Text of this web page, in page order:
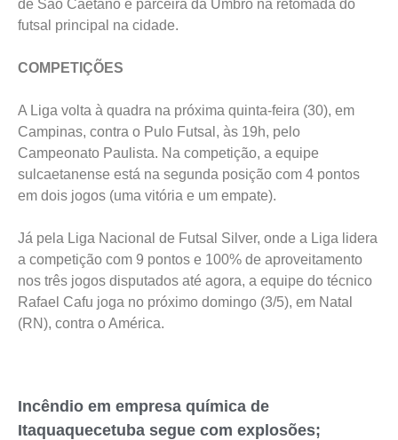
de São Caetano é parceira da Umbro na retomada do
futsal principal na cidade.
COMPETIÇÕES
A Liga volta à quadra na próxima quinta-feira (30), em
Campinas, contra o Pulo Futsal, às 19h, pelo
Campeonato Paulista. Na competição, a equipe
sulcaetanense está na segunda posição com 4 pontos
em dois jogos (uma vitória e um empate).
Já pela Liga Nacional de Futsal Silver, onde a Liga lidera
a competição com 9 pontos e 100% de aproveitamento
nos três jogos disputados até agora, a equipe do técnico
Rafael Cafu joga no próximo domingo (3/5), em Natal
(RN), contra o América.
Incêndio em empresa química de
Itaquaquecetuba segue com explosões;